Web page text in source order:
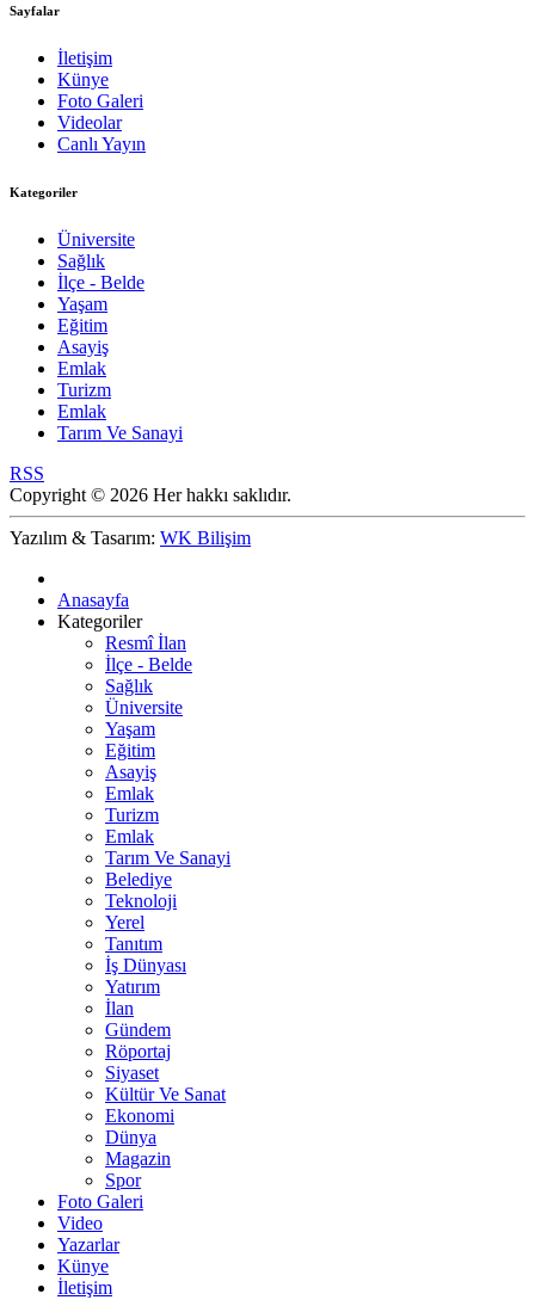
Sayfalar
İletişim
Künye
Foto Galeri
Videolar
Canlı Yayın
Kategoriler
Üniversite
Sağlık
İlçe - Belde
Yaşam
Eğitim
Asayiş
Emlak
Turizm
Emlak
Tarım Ve Sanayi
RSS
Copyright © 2026 Her hakkı saklıdır.
Yazılım & Tasarım: WK Bilişim
Anasayfa
Kategoriler
Resmî İlan
İlçe - Belde
Sağlık
Üniversite
Yaşam
Eğitim
Asayiş
Emlak
Turizm
Emlak
Tarım Ve Sanayi
Belediye
Teknoloji
Yerel
Tanıtım
İş Dünyası
Yatırım
İlan
Gündem
Röportaj
Siyaset
Kültür Ve Sanat
Ekonomi
Dünya
Magazin
Spor
Foto Galeri
Video
Yazarlar
Künye
İletişim